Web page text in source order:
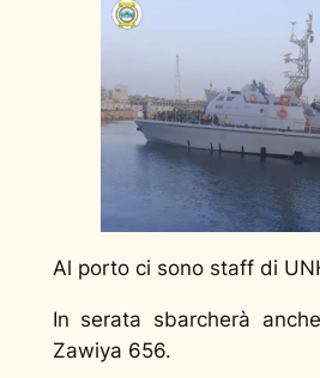
Al porto ci sono staff di
In serata sbarcherà
Zawiya 656.